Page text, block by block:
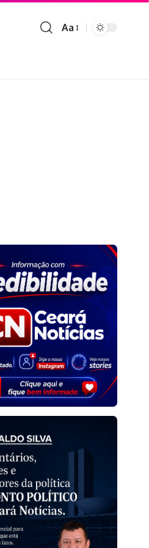
Font
Aa